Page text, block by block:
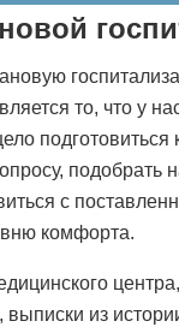
то, что у
подобрать
с
комфорта.
из